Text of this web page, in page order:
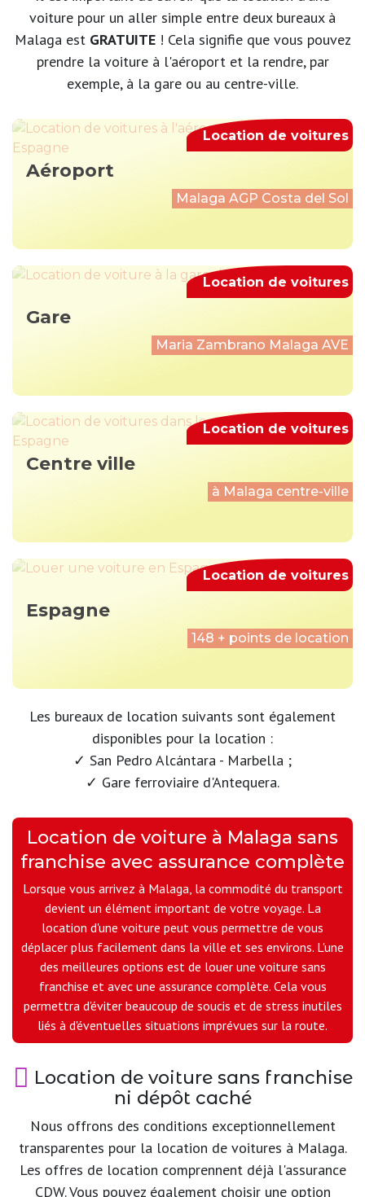
voiture pour un aller simple entre deux bureaux à
Malaga est GRATUITE! Cela signifie que vous pouvez
prendre la voiture à l'aéroport et la rendre, par
exemple, à la gare ou au centre-ville.
Aéroport
Malaga AGP Costa del Sol
Location de voitures
Gare
Maria Zambrano Malaga AVE
Location de voitures
Centre ville
à Malaga centre-ville
Location de voitures
Espagne
148 + points de location
Location de voitures
Les bureaux de location suivants sont également
disponibles pour la location :
✓ San Pedro Alcántara - Marbella ;
✓ Gare ferroviaire d'Antequera.
Location de voiture à Malaga sans
franchise avec assurance complète
Lorsque vous arrivez à Malaga, la commodité du transport
devient un élément important de votre voyage. La
location d'une voiture peut vous permettre de vous
déplacer plus facilement dans la ville et ses environs. L'une
des meilleures options est de louer une voiture sans
franchise et avec une assurance complète. Cela vous
permettra d'éviter beaucoup de soucis et de stress inutiles
liés à d'éventuelles situations imprévues sur la route.
Location de voiture sans franchise
ni dépôt caché
Nous offrons des conditions exceptionnellement
transparentes pour la location de voitures à Malaga.
Les offres de location comprennent déjà l'assurance
CDW. Vous pouvez également choisir une option